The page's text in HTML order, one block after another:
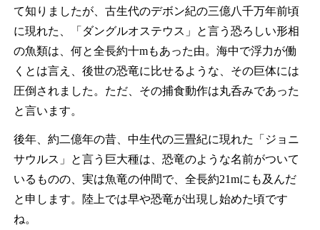
て知りましたが、古生代のデボン紀の三億八千万年前頃
に現れた、「ダングルオステウス」と言う恐ろしい形相
の魚類は、何と全長約十mもあった由。海中で浮力が働
くとは言え、後世の恐竜に比せるような、その巨体には
圧倒されました。ただ、その捕食動作は丸呑みであった
と言います。
後年、約二億年の昔、中生代の三畳紀に現れた「ジョニ
サウルス」と言う巨大種は、恐竜のような名前がついて
いるものの、実は魚竜の仲間で、全長約21mにも及んだ
と申します。陸上では早や恐竜が出現し始めた頃です
ね。